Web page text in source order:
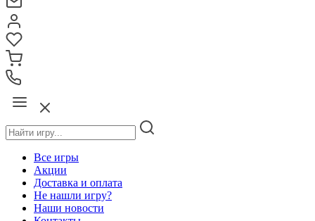
Все игры
Акции
Доставка и оплата
Не нашли игру?
Наши новости